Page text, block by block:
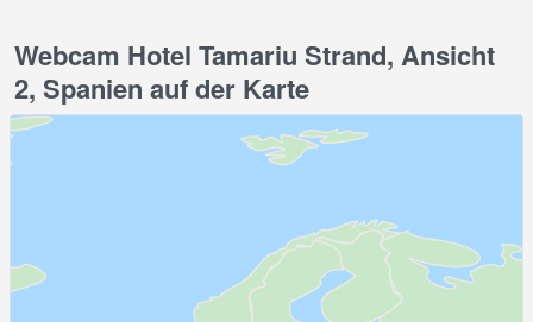
Webcam Hotel Tamariu Strand, Ansicht
2, Spanien auf der Karte